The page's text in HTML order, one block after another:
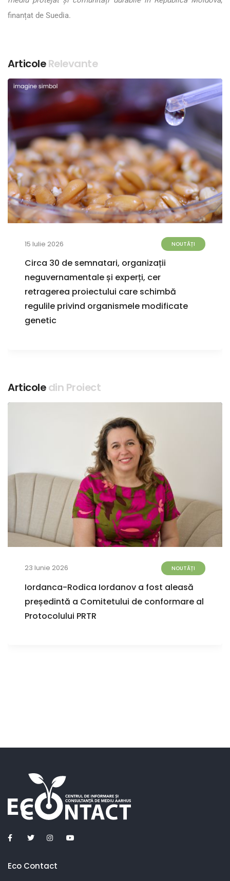
finanțat de Suedia.
ArticoleRelevante
15 Iulie 2026 NOUTĂȚI
Circa 30 de semnatari, organizații
neguvernamentale și experți, cer
retragerea proiectului care schimbă
regulile privind organismele modificate
genetic
Articoledin Proiect
23 Iunie 2026 NOUTĂȚI
Iordanca-Rodica Iordanov a fost aleasă
președintă a Comitetului de conformare al
Protocolului PRTR
Eco Contact